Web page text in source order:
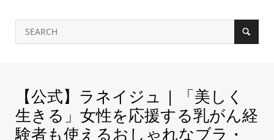
【公式】ラネイジュ | 「美しく
生きる」女性を応援する乳がん経
験者も使えるおしゃれなブラ・